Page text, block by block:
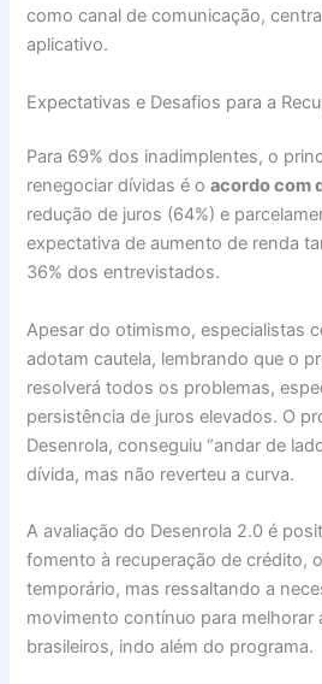
como canal de comunicação,
aplicativo.
Expectativas e Desafios para a
Para 69% dos inadimplentes, o
renegociar dívidas é oacordo com
redução de juros (64%) e
expectativa de aumento de renda
36% dos entrevistados.
Apesar do otimismo, especialistas
adotam cautela, lembrando que o
resolverá todos os problemas,
persistência de juros elevados. O
Desenrola, conseguiu “andar de
dívida, mas não reverteu a curva.
A avaliação do Desenrola 2.0 é
fomento à recuperação de crédito,
temporário, mas ressaltando a
movimento contínuo para melhorar
brasileiros, indo além do programa.